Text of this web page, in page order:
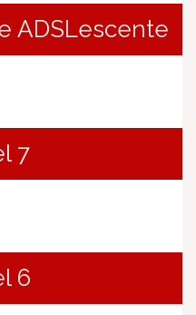
ADSLescente
7
6